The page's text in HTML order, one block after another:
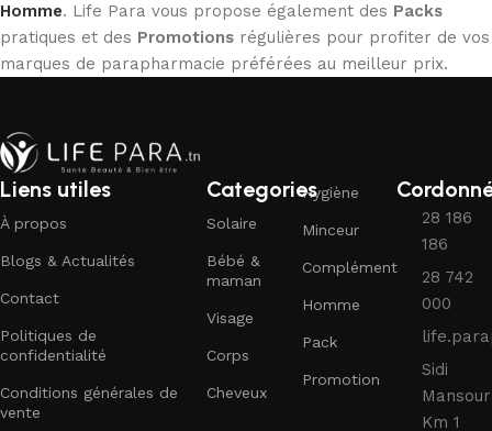
Homme. Life Para vous propose également des Packs
pratiques et des Promotions régulières pour profiter de vos
marques de parapharmacie préférées au meilleur prix.
Liens utiles
À propos
Blogs & Actualités
Contact
Politiques de
confidentialité
Conditions générales de
vente
Categories
Solaire
Bébé &
maman
Visage
Corps
Cheveux
Hygiène
Minceur
Complément
Homme
Pack
Promotion
28 186
186
28 742
000
Sidi
Mansour
Km 1